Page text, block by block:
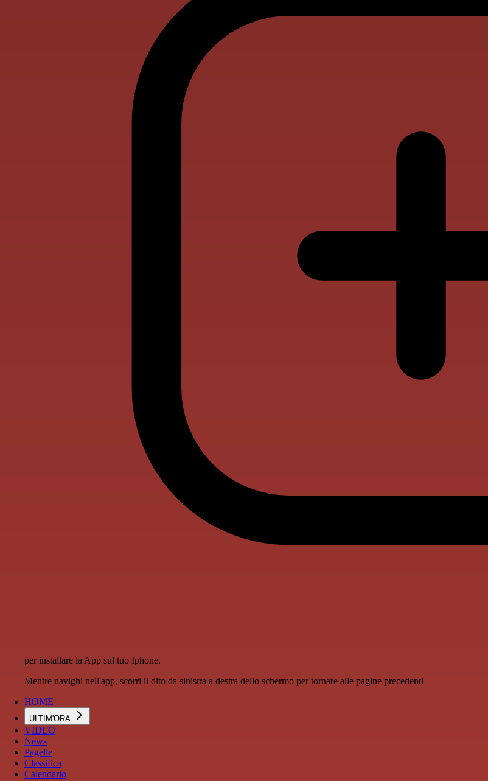
per installare la App sul tuo Iphone.
Mentre navighi nell'app, scorri il dito da sinistra a destra dello schermo per tornare alle pagine precedenti
HOME
ULTIM'ORA
VIDEO
News
Pagelle
Classifica
Calendario